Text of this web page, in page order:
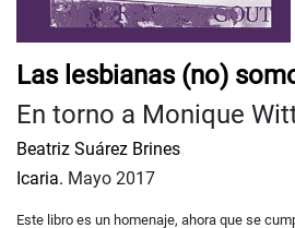
Las lesbianas (no)
En torno a Monique
Beatriz Suárez Brines
Icaria. Mayo 2017
Este libro es un homenaje, ahora que se